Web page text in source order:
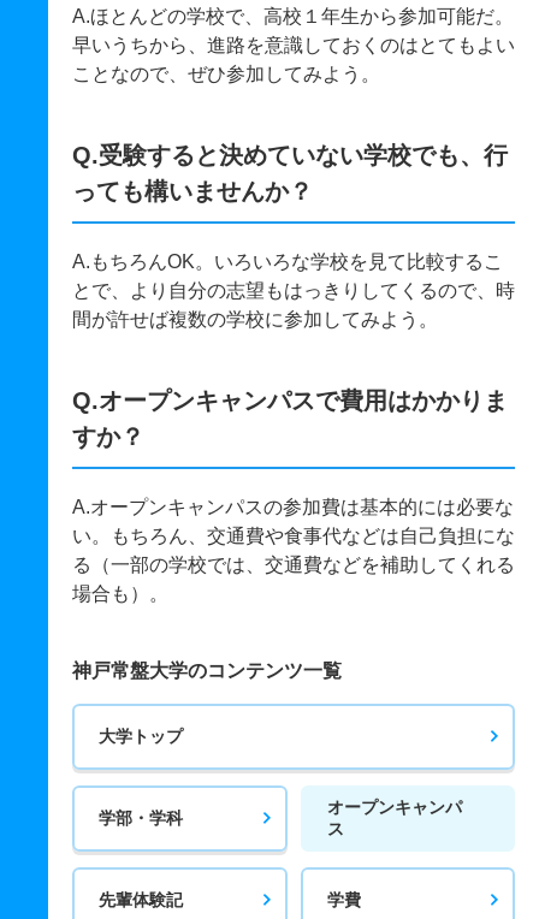
A.ほとんどの学校で、高校１年生から参加可能だ。
早いうちから、進路を意識しておくのはとてもよい
ことなので、ぜひ参加してみよう。
Q.受験すると決めていない学校でも、行
っても構いませんか？
A.もちろんOK。いろいろな学校を見て比較するこ
とで、より自分の志望もはっきりしてくるので、時
間が許せば複数の学校に参加してみよう。
Q.オープンキャンパスで費用はかかりま
すか？
A.オープンキャンパスの参加費は基本的には必要な
い。もちろん、交通費や食事代などは自己負担にな
る（一部の学校では、交通費などを補助してくれる
場合も）。
神戸常盤大学のコンテンツ一覧
大学トップ
学部・学科
オープンキャンパ
ス
先輩体験記 学費